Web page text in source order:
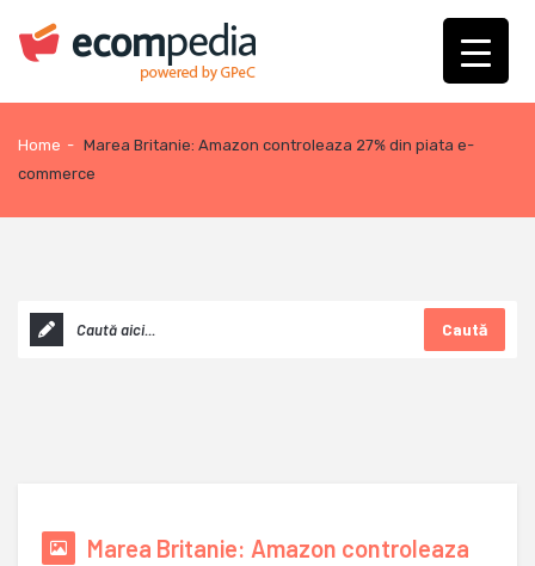
Home - Marea Britanie: Amazon controleaza 27% din piata e-
commerce
Caută
Marea Britanie: Amazon controleaza